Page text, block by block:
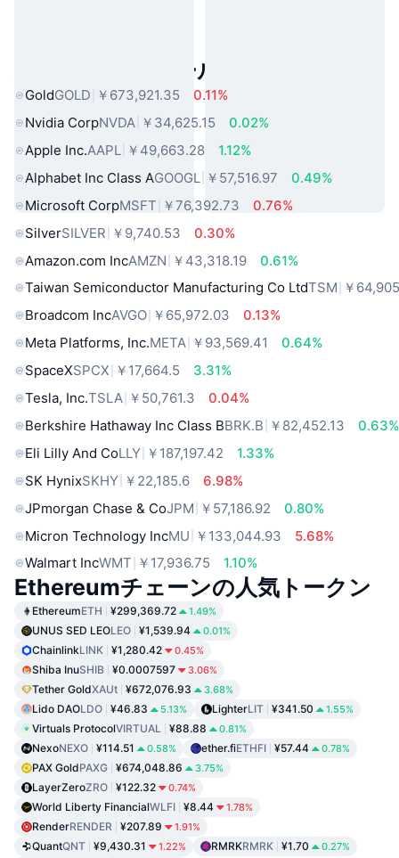
人気のリアルワールドアセット
GoldGOLD ￥673,921.35
0.11%
Nvidia CorpNVDA ￥34,625.15
0.02%
Apple Inc.AAPL ￥49,663.28
1.12%
Alphabet Inc Class AGOOGL ￥57,516.97
0.49%
Microsoft CorpMSFT ￥76,392.73
0.76%
SilverSILVER ￥9,740.53
0.30%
Amazon.com IncAMZN ￥43,318.19
0.61%
Taiwan Semiconductor Manufacturing Co LtdTSM ￥
Broadcom IncAVGO ￥65,972.03
0.13%
Meta Platforms, Inc.META ￥93,569.41
0.64%
SpaceXSPCX ￥17,664.5
3.31%
Tesla, Inc.TSLA ￥50,761.3
0.04%
Berkshire Hathaway Inc Class BBRK.B ￥82,452.13
0.63%
Eli Lilly And CoLLY ￥187,197.42
1.33%
SK HynixSKHY ￥22,185.6
6.98%
JPmorgan Chase & CoJPM ￥57,186.92
0.80%
Micron Technology IncMU ￥133,044.93
5.68%
Walmart IncWMT ￥17,936.75 1.10%
Ethereumチェーンの人気トークン
EthereumETH ¥299,369.72 1.49%
UNUS SED LEOLEO ¥1,539.94 0.01%
ChainlinkLINK ¥1,280.42 0.45%
Shiba InuSHIB ¥0.0007597 3.06%
Tether GoldXAUt ¥672,076.93 3.68%
Lido DAOLDO ¥46.83 5.13% LighterLIT ¥341.50 1.55%
Virtuals ProtocolVIRTUAL ¥88.88 0.81%
NexoNEXO ¥114.51 0.58% ether.fiETHFI ¥57.44 0.78%
PAX GoldPAXG ¥674,048.86 3.75%
LayerZeroZRO ¥122.32 0.74%
World Liberty FinancialWLFI ¥8.44 1.78%
RenderRENDER ¥207.89 1.91%
QuantQNT ¥9,430.31 1.22% RMRKRMRK ¥1.70 0.27%